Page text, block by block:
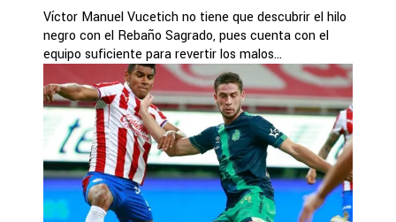
Víctor Manuel Vucetich no tiene que descubrir el hilo
negro con el Rebaño Sagrado, pues cuenta con el
equipo suficiente para revertir los malos...